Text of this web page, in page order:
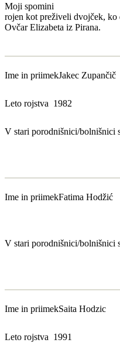
Moji spomini
rojen kot preživeli dvojček,
Ovčar Elizabeta iz Pirana.
Ime in priimekJakec Zupančič
Leto rojstva 1982
V stari porodnišnici/bolnišnici
Ime in priimekFatima Hodžić
V stari porodnišnici/bolnišnici
Ime in priimekSaita Hodzic
Leto rojstva 1991